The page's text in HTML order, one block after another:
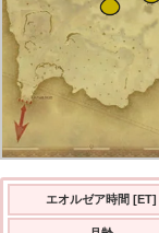
エオルゼア時間 [ET]